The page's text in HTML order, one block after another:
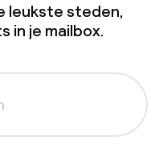
leukste steden,
in je mailbox.